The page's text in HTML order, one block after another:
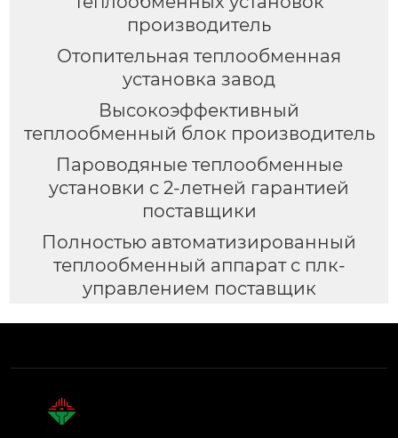
производитель
Отопительная теплообменная
установка завод
Высокоэффективный
теплообменный блок производитель
Пароводяные теплообменные
установки с 2-летней гарантией
поставщики
Полностью автоматизированный
теплообменный аппарат с плк-
управлением поставщик